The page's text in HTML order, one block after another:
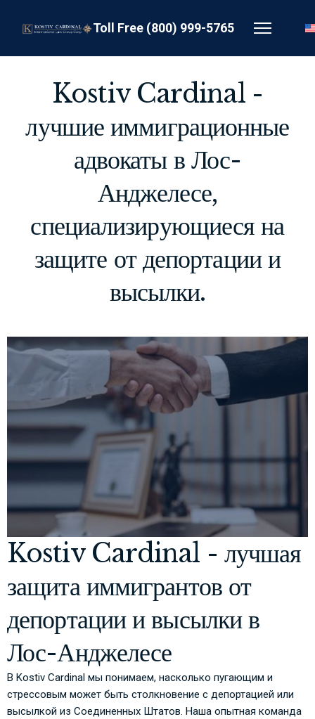
Toll Free (800) 999-5765
Kostiv Cardinal -
лучшие иммиграционные
адвокаты в Лос-
Анджелесе,
специализирующиеся на
защите от депортации и
высылки.
Kostiv Cardinal - лучшая
защита иммигрантов от
депортации и высылки в
Лос-Анджелесе
В Kostiv Cardinal мы понимаем, насколько пугающим и
стрессовым может быть столкновение с депортацией или
высылкой из Соединенных Штатов. Наша опытная команда